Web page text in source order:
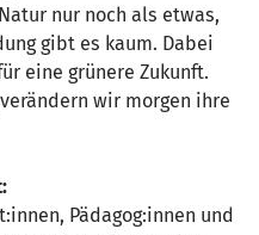
nur noch als etwas,
gibt es kaum. Dabei
eine grünere Zukunft.
wir morgen ihre
Pädagog:innen und